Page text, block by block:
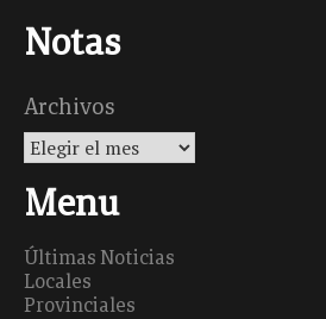
Notas
Archivos
Menu
Últimas Noticias
Locales
Provinciales